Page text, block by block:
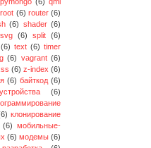
root (6) router (6)
(6) shader (6)
(6) split (6)
(6) text (6) timer
(6) vagrant (6)
(6) z-index (6)
(6) байткод (6)
(6)
клонирование
(6) мобильные-
(6) модемы (6)